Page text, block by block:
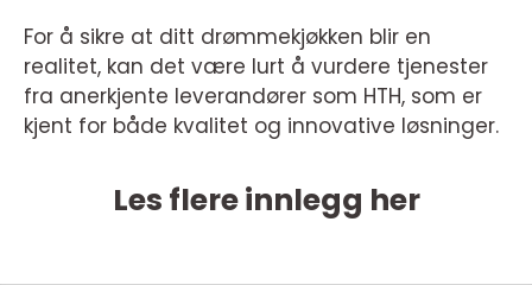
For å sikre at ditt drømmekjøkken blir en
realitet, kan det være lurt å vurdere tjenester
fra anerkjente leverandører som HTH, som er
kjent for både kvalitet og innovative løsninger.
Les flere innlegg her